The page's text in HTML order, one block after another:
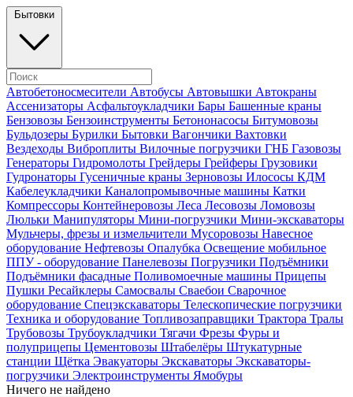
Бытовки
Автобетоносмесители Автобусы Автовышки Автокраны
Ассенизаторы Асфальтоукладчики Бары Башенные краны
Бензовозы Бензоинструменты Бетононасосы Битумовозы
Бульдозеры Бурилки Бытовки Вагончики Вахтовки
Вездеходы Виброплиты Вилочные погрузчики ГНБ Газовозы
Генераторы Гидромолоты Грейдеры Грейферы Грузовики
Гудронаторы Гусеничные краны Зерновозы Илососы КДМ
Кабелеукладчики Каналопромывочные машины Катки
Компрессоры Контейнеровозы Леса Лесовозы Ломовозы
Люльки Манипуляторы Мини-погрузчики Мини-экскаваторы
Мульчеры, фрезы и измельчители Мусоровозы Навесное
оборудование Нефтевозы Опалубка Освещение мобильное
ППУ - оборудование Панелевозы Погрузчики Подъёмники
Подъёмники фасадные Поливомоечные машины Прицепы
Пушки Ресайклеры Самосвалы Сваебои Сварочное
оборудование Спецэкскаваторы Телескопические погрузчики
Техника и оборудование Топливозаправщики Трактора Тралы
Трубовозы Трубоукладчики Тягачи Фрезы Фуры и
полуприцепы Цементовозы Штабелёры Штукатурные
станции Щётка Эвакуаторы Экскаваторы Экскаваторы-
погрузчики Электроинструменты Ямобуры
Ничего не найдено